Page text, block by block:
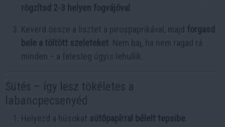
rögzítsd 2-3 helyen fogvájóval
Keverd össze a lisztet a pirospaprikával, majd forgasd
bele a töltött szeleteket . Nem baj, ha nem ragad rá
minden – a felesleg úgyis lehullik.
Sütés – így lesz tökéletes a
labancpecsenyéd
Helyezd a húsokat sütőpapírral bélelt tepsibe